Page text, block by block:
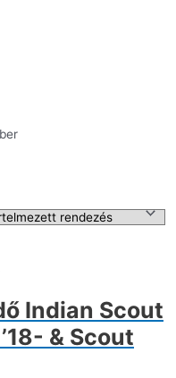
Indian Scout
& Scout